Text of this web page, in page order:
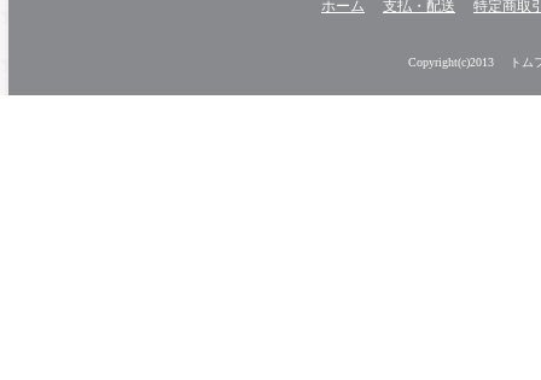
ホーム 支払・配送 特定商取
Copyright(c)2013 トム